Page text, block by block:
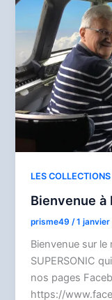
LES COLLECTIONS
Bienvenue à
prisme49 /1 janvier
Bienvenue sur le
SUPERSONIC
nos pages
https://